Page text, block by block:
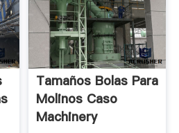
Tamaños Bolas Para
Molinos Caso
Machinery